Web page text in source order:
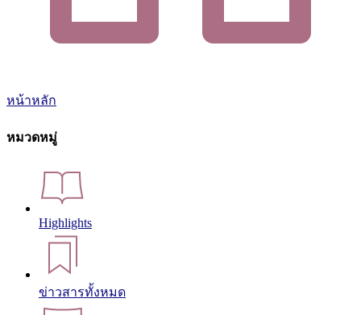
หน้าหลัก
หมวดหมู่
Highlights
ข่าวสารทั้งหมด